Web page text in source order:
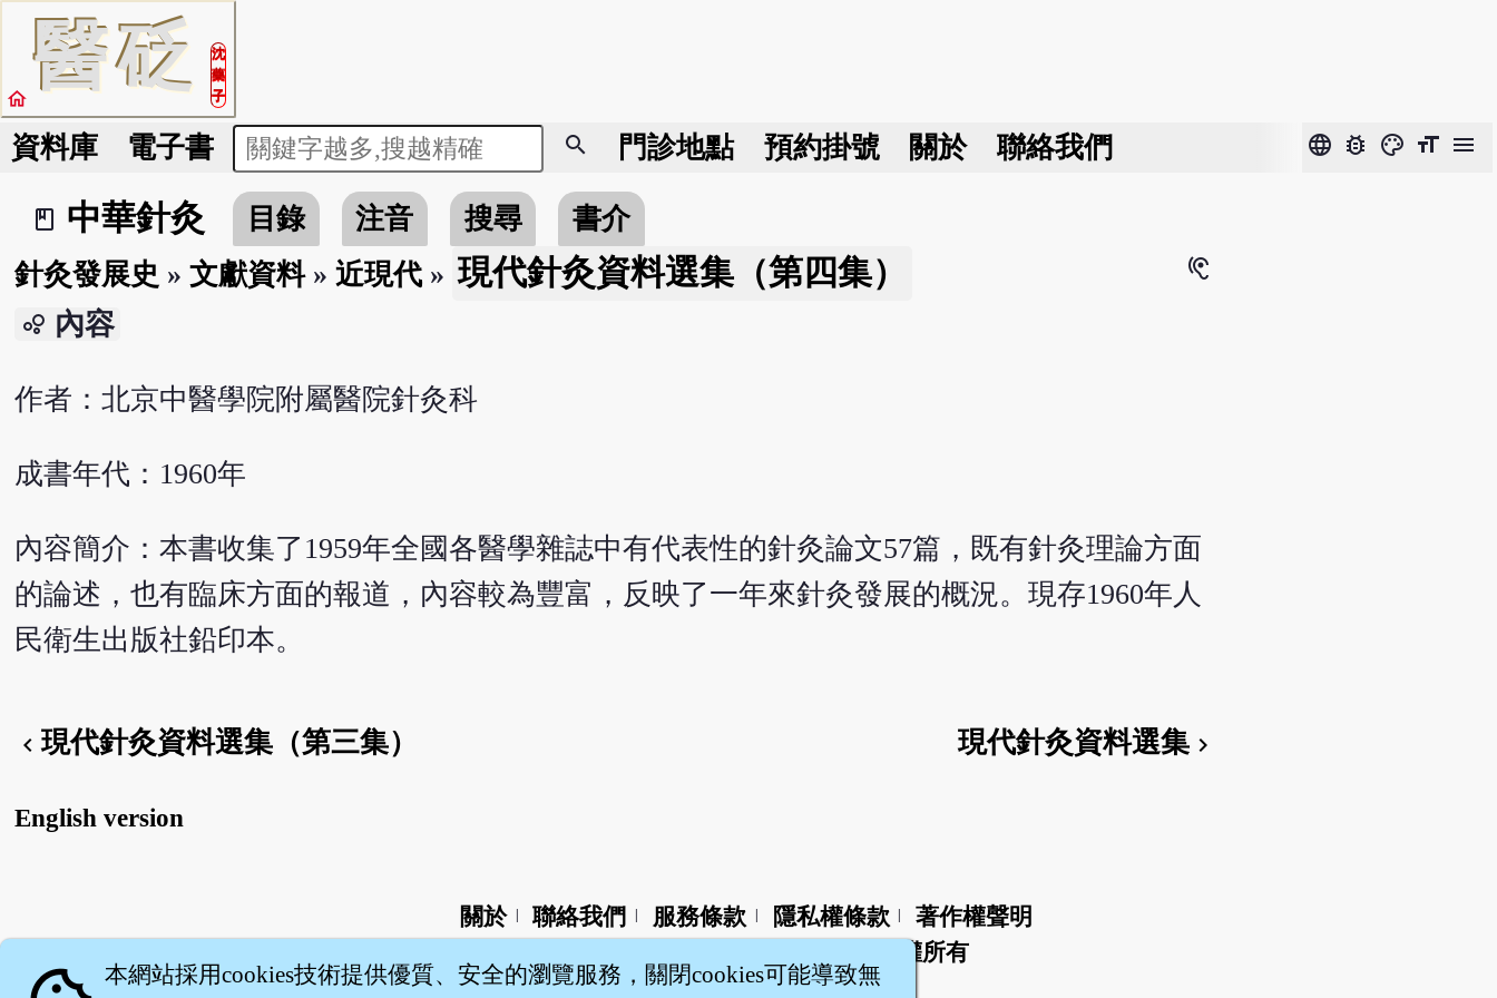
醫砭
沈
藥
子
home
資料庫 電子書 search 門診地點 預約掛號 關於 聯絡我們 language bug_report color_lens format_size menu
book_2
中華針灸 目錄 注音 搜尋
書介
針灸發展史 » 文獻資料» 近現代» 現代針灸資料選集（第四集） hearing
bubble_chart 內容
作者：北京中醫學院附屬醫院針灸科
成書年代：1960年
內容簡介：本書收集了1959年全國各醫學雜誌中有代表性的針灸論文57篇，既有針灸理論方面
的論述，也有臨床方面的報道，內容較為豐富，反映了一年來針灸發展的概況。現存1960年人
民衛生出版社鉛印本。
chevron_left現代針灸資料選集（第三集） 現代針灸資料選集chevron_right
English version
關於 | 聯絡我們 | 服務條款 | 隱私權條款 |
著作權聲明
著作權所有
本網站採用cookies技術提供優質、安全的瀏覽服務，關閉cookies可能導致無